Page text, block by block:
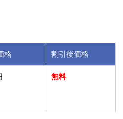
格 割引後価格
無料